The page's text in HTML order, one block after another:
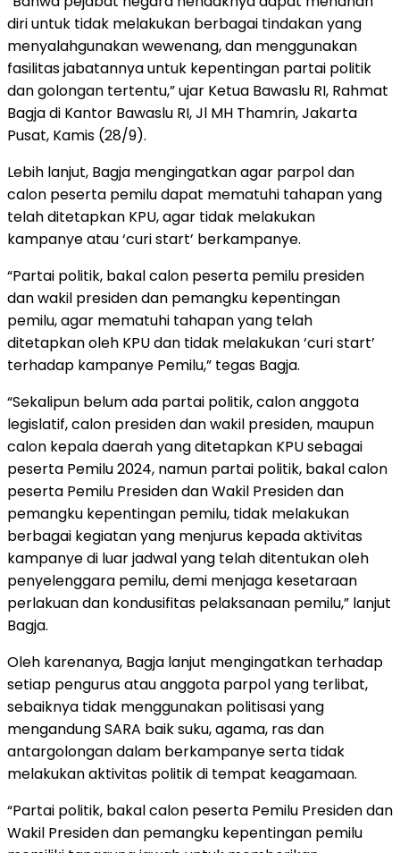
diri untuk tidak melakukan berbagai tindakan yang
menyalahgunakan wewenang, dan menggunakan
fasilitas jabatannya untuk kepentingan partai politik
dan golongan tertentu,” ujar Ketua Bawaslu RI, Rahmat
Bagja di Kantor Bawaslu RI, Jl MH Thamrin, Jakarta
Pusat, Kamis (28/9).
Lebih lanjut, Bagja mengingatkan agar parpol dan
calon peserta pemilu dapat mematuhi tahapan yang
telah ditetapkan KPU, agar tidak melakukan
kampanye atau ‘curi start’ berkampanye.
“Partai politik, bakal calon peserta pemilu presiden
dan wakil presiden dan pemangku kepentingan
pemilu, agar mematuhi tahapan yang telah
ditetapkan oleh KPU dan tidak melakukan ‘curi start’
terhadap kampanye Pemilu,” tegas Bagja.
“Sekalipun belum ada partai politik, calon anggota
legislatif, calon presiden dan wakil presiden, maupun
calon kepala daerah yang ditetapkan KPU sebagai
peserta Pemilu 2024, namun partai politik, bakal calon
peserta Pemilu Presiden dan Wakil Presiden dan
pemangku kepentingan pemilu, tidak melakukan
berbagai kegiatan yang menjurus kepada aktivitas
kampanye di luar jadwal yang telah ditentukan oleh
penyelenggara pemilu, demi menjaga kesetaraan
perlakuan dan kondusifitas pelaksanaan pemilu,” lanjut
Bagja.
Oleh karenanya, Bagja lanjut mengingatkan terhadap
setiap pengurus atau anggota parpol yang terlibat,
sebaiknya tidak menggunakan politisasi yang
mengandung SARA baik suku, agama, ras dan
antargolongan dalam berkampanye serta tidak
melakukan aktivitas politik di tempat keagamaan.
“Partai politik, bakal calon peserta Pemilu Presiden dan
Wakil Presiden dan pemangku kepentingan pemilu